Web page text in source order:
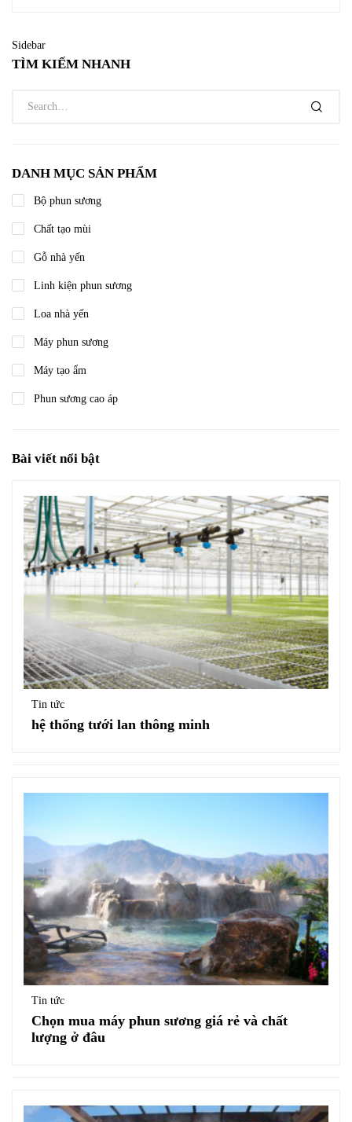
Sidebar
TÌM KIẾM NHANH
DANH MỤC SẢN PHẨM
Bộ phun sương
Chất tạo mùi
Gỗ nhà yến
Linh kiện phun sương
Loa nhà yến
Máy phun sương
Máy tạo ẩm
Phun sương cao áp
Bài viết nổi bật
Tin tức
hệ thống tưới lan thông minh
Tin tức
Chọn mua máy phun sương giá rẻ và chất
lượng ở đâu